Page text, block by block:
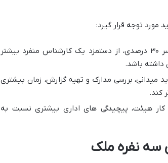
مورد توجه قرار گیرد:
طبیعتاً حق الزحمه سه کارشناس، حتی با کسر ۳۰ درصدی، از دستمزد یک کارشناس منفرد بیشتر
داشته باشد.
میدانی، بررسی مدارک و تهیه گزارش، زمان بیشتری
کند.
کار هیئت، پیچیدگی های اداری بیشتری نسبت به
سه نفره ملک